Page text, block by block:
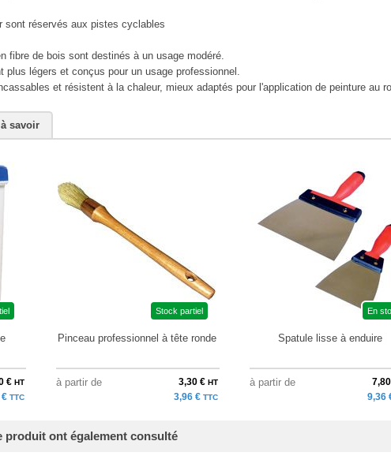
sont réservés aux pistes cyclables
fibre de bois sont destinés à un usage modéré.
plus légers et conçus pour un usage professionnel.
et résistent à la chaleur, mieux adaptés pour l'application de peinture au
savoir
€ HT
€ TTC
Stock partiel
Pinceau professionnel à tête ronde
à partir de 3,30 € HT
3,96 € TTC
En
Spatule lisse à enduire
à partir de
9,36
produit ont également consulté